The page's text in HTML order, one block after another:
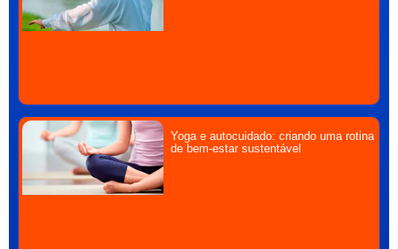
Yoga e autocuidado: criando uma rotina
de bem-estar sustentável